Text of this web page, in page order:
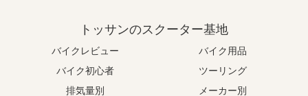
トッサンのスクーター基地
バイクレビュー
バイク用品
バイク初心者
ツーリング
排気量別
メーカー別